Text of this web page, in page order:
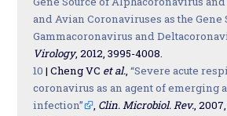
and Avian Coronaviruses as the Gene
Gammacoronavirus and
Virology, 2012, 3995-4008.
10 | Cheng VC et al.,“Severe acute
coronavirus as an agent of emerging
infection”
, Clin. Microbiol. Rev.,